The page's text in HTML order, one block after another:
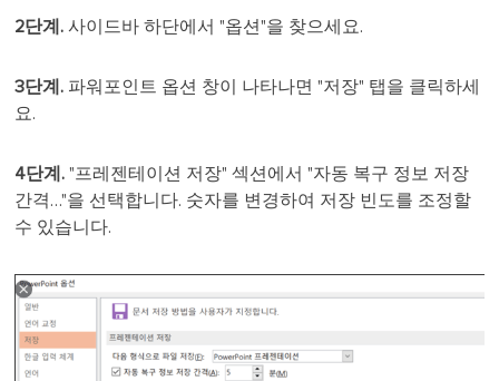
2단계. 사이드바 하단에서 "옵션"을 찾으세요.
3단계. 파워포인트 옵션 창이 나타나면 "저장" 탭을 클릭하세
요.
4단계. "프레젠테이션 저장" 섹션에서 "자동 복구 정보 저장
간격…"을 선택합니다. 숫자를 변경하여 저장 빈도를 조정할
수 있습니다.